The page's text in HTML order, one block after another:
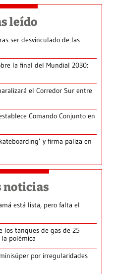
leído
ser desvinculado de las
la final del Mundial 2030:
el Corredor Sur entre
Comando Conjunto en
y firma paliza en
noticias
está lista, pero falta el
los tanques de gas de 25
polémica
por irregularidades